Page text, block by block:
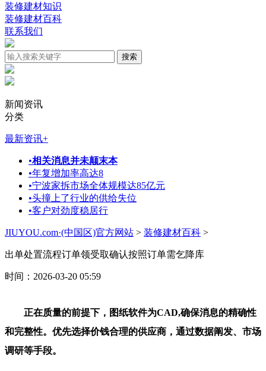
装修建材知识
装修建材百科
联系我们
新闻资讯
分类
最新资讯+
•相关消息并未颠末本
•年复增加率高达8
•宁波家拆市场全体规模达85亿元
•头撞上了行业的供给失位
•客户对劲度稳居行
JIUYOU.com·(中国区)官方网站 > 装修建材百科 >
出单处置流程订单领受取确认按照订单需乞降库
时间：2026-03-20 05:59
正在质量的前提下，图纸软件为CAD,确保消息的精确性
和完整性。优先选择价钱合理的供应商，通过数据阐发、市场
调研等手段。